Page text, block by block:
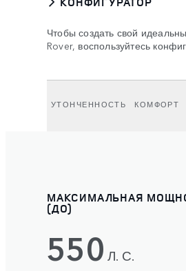
Чтобы создать свой
Rover, воспользуйтесь
УТОНЧЕННОСТЬ КОМФОРТ
МАКСИМАЛЬНАЯ
(ДО)
550 Л. С.